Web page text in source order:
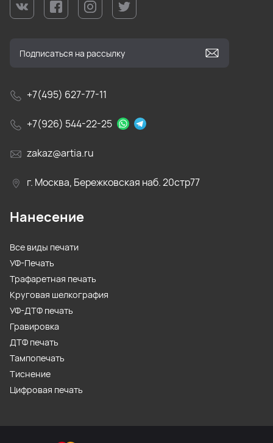
+7(495) 627-77-11
+7(926) 544-22-25
zakaz@artia.ru
г. Москва, Бережковская наб. 20стр77
Нанесение
Все виды печати
УФ-Печать
Трафаретная печать
Круговая шелкография
УФ-ДТФ печать
Гравировка
ДТФ печать
Тампопечать
Тиснение
Цифровая печать